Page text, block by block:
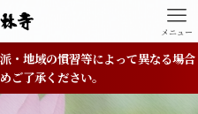
メニュー
・地域の慣習等によって異なる場合
ご了承ください。